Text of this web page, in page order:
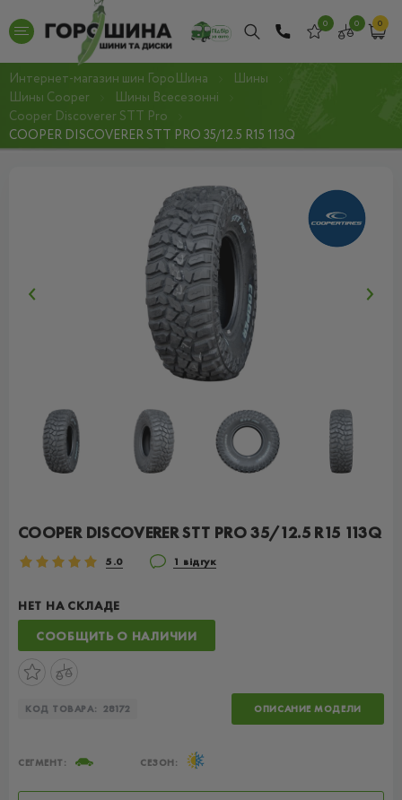
0 0 0
Интернет-магазин шин ГороШина
Шины
Шины Cooper
Шины Всесезонні
Cooper Discoverer STT Pro
COOPER DISCOVERER STT PRO 35/12.5 R15 113Q
COOPER DISCOVERER STT PRO 35/12.5 R15 113Q
5.0 1 відгук
НЕТ НА СКЛАДЕ
СООБЩИТЬ О НАЛИЧИИ
КОД ТОВАРА: 28172 ОПИСАНИЕ МОДЕЛИ
СЕГМЕНТ: СЕЗОН: